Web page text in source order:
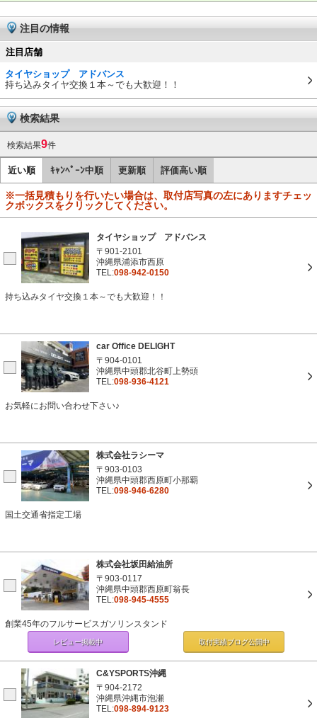
注目の情報
注目店舗
タイヤショップ アドバンス
持ち込みタイヤ交換１本～でも大歓迎！！
検索結果
検索結果9件
近い順 ｷｬﾝﾍﾟｰﾝ中順 更新順 評価高い順
※一括見積もりを行いたい場合は、取付店写真の左にありますチェッ
クボックスをクリックしてください。
タイヤショップ アドバンス
〒901-2101
沖縄県浦添市西原
TEL:098-942-0150
持ち込みタイヤ交換１本～でも大歓迎！！
car Office DELIGHT
〒904-0101
沖縄県中頭郡北谷町上勢頭
TEL:098-936-4121
お気軽にお問い合わせ下さい♪
株式会社ラシーマ
〒903-0103
沖縄県中頭郡西原町小那覇
TEL:098-946-6280
国土交通省指定工場
株式会社坂田給油所
〒903-0117
沖縄県中頭郡西原町翁長
TEL:098-945-4555
創業45年のフルサービスガソリンスタンド
レビュー掲載中 取付実績ブログ公開中
C&YSPORTS沖縄
〒904-2172
沖縄県沖縄市泡瀬
TEL:098-894-9123